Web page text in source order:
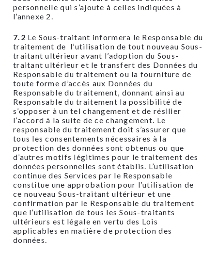
personnelle qui s’ajoute à celles indiquées à
l’annexe 2.
7.2 Le Sous-traitant informera le Responsable du
traitement de l’utilisation de tout nouveau Sous-
traitant ultérieur avant l’adoption du Sous-
traitant ultérieur et le transfert des Données du
Responsable du traitement ou la fourniture de
toute forme d’accès aux Données du
Responsable du traitement, donnant ainsi au
Responsable du traitement la possibilité de
s’opposer à un tel changement et de résilier
l’accord à la suite de ce changement. Le
responsable du traitement doit s’assurer que
tous les consentements nécessaires à la
protection des données sont obtenus ou que
d’autres motifs légitimes pour le traitement des
données personnelles sont établis. L’utilisation
continue des Services par le Responsable
constitue une approbation pour l’utilisation de
ce nouveau Sous-traitant ultérieur et une
confirmation par le Responsable du traitement
que l’utilisation de tous les Sous-traitants
ultérieurs est légale en vertu des Lois
applicables en matière de protection des
données.